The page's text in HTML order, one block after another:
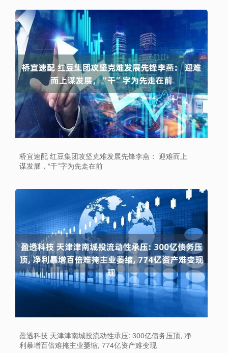
桥宜速配 红豆集团攻坚克难发展先锋李燕： 迎难而上
谋发展，“干”字为先走在前
盈透科技 天津津南城投流动性承压: 300亿债务压顶, 净
利暴增百倍难掩主业萎缩, 774亿资产难变现